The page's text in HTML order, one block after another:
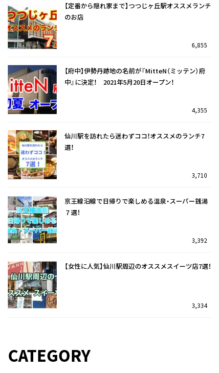
【定番から隠れ家まで】つつじヶ丘駅オススメランチ
のお店
6,855
【府中】伊勢丹跡地の名前が『MitteN（ミッテン）府
中』に決定！ 2021年5月20日オープン！
4,355
仙川駅を訪れたら迷わずココ！オススメのランチ7
選！
3,710
京王線沿線で日帰りで楽しめる温泉・スーパー銭湯
７選！
3,392
【女性に人気】仙川駅周辺のオススメスイーツ店7選！
3,334
CATEGORY